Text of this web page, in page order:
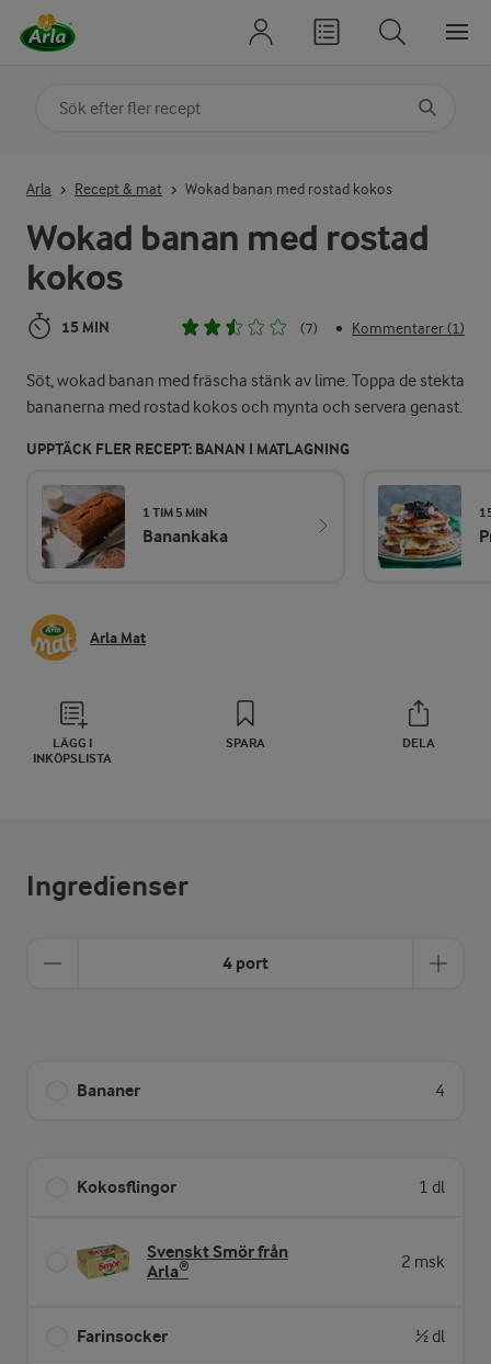
Wokad banan med rostad
kokos
15 MIN (7) • Kommentarer (1)
Söt, wokad banan med fräscha stänk av lime. Toppa de stekta
bananerna med rostad kokos och mynta och servera genast.
UPPTÄCK FLER RECEPT: BANAN I MATLAGNING
1 TIM 5 MIN
Banankaka
Arla Mat
LÄGG I
INKÖPSLISTA
SPARA DELA
Arla Recept & mat Wokad banan med rostad kokos
Ingredienser
4 port
Bananer 4
Kokosflingor 1 dl
Svenskt Smör från
Arla®
2 msk
Farinsocker ½ dl
Sök på kategori eller ingrediens